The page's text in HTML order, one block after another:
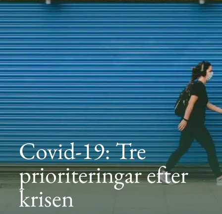
Covid-19: Tre
prioriteringar efter
krisen
Insikter
Medarbetare
Om oss
Kontakt
Karriär
Nyheter